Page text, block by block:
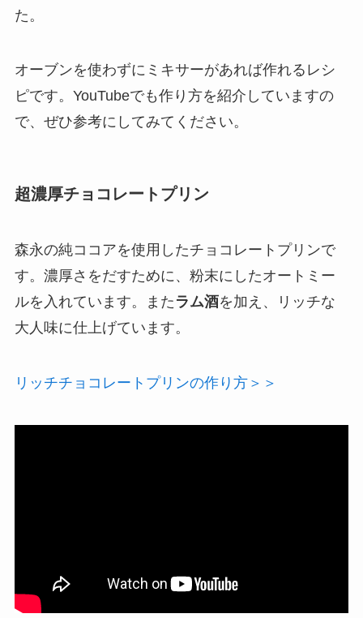
た。
オーブンを使わずにミキサーがあれば作れるレシ
ピです。YouTubeでも作り方を紹介していますの
で、ぜひ参考にしてみてください。
超濃厚チョコレートプリン
森永の純ココアを使用したチョコレートプリンで
す。濃厚さをだすために、粉末にしたオートミー
ルを入れています。また ラム酒を加え、リッチな
大人味に仕上げています。
リッチチョコレートプリンの作り方＞＞